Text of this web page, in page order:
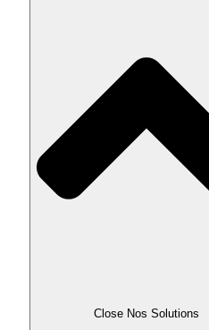
Close Nos Solutions